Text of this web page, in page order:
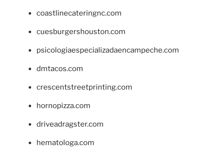
coastlinecateringnc.com
cuesburgershouston.com
psicologiaespecializadaencampeche.com
dmtacos.com
crescentstreetprinting.com
hornopizza.com
driveadragster.com
hematologa.com